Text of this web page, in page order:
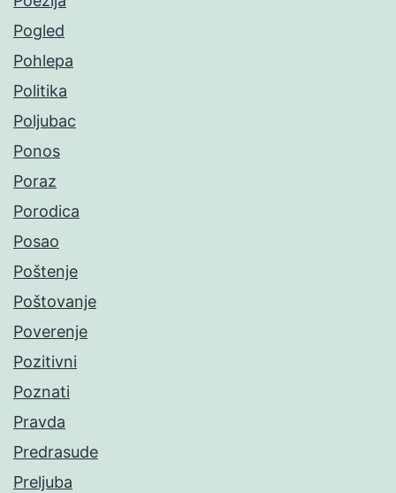
Pogled
Pohlepa
Politika
Poljubac
Ponos
Poraz
Porodica
Posao
Poštenje
Poštovanje
Poverenje
Pozitivni
Poznati
Pravda
Predrasude
Preljuba